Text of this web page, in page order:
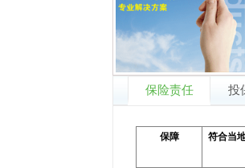
保险责任 投
保障 符合当